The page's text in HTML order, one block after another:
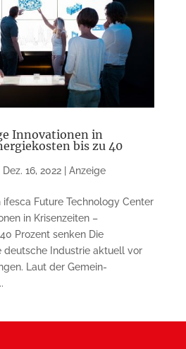
Innovationen in
bis zu 40
Dez. 16, 2022| Anzeige
ifesca Future Technology Center
in Krisenzeiten –
Prozent senken Die
deutsche Industrie aktuell vor
Laut der Gemein­